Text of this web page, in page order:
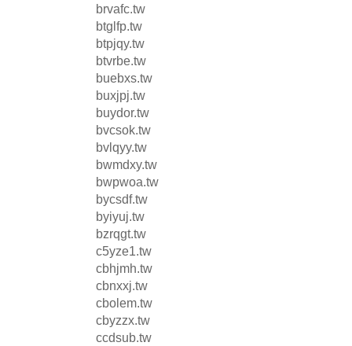
brvafc.tw
btglfp.tw
btpjqy.tw
btvrbe.tw
buebxs.tw
buxjpj.tw
buydor.tw
bvcsok.tw
bvlqyy.tw
bwmdxy.tw
bwpwoa.tw
bycsdf.tw
byiyuj.tw
bzrqgt.tw
c5yze1.tw
cbhjmh.tw
cbnxxj.tw
cbolem.tw
cbyzzx.tw
ccdsub.tw